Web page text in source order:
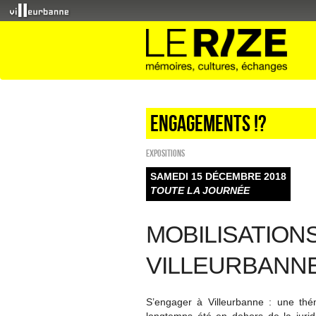
Engagements !?
EXPOSITIONS
SAMEDI 15 DÉCEMBRE 2018
TOUTE LA JOURNÉE
S’engager à Villeurbanne : une